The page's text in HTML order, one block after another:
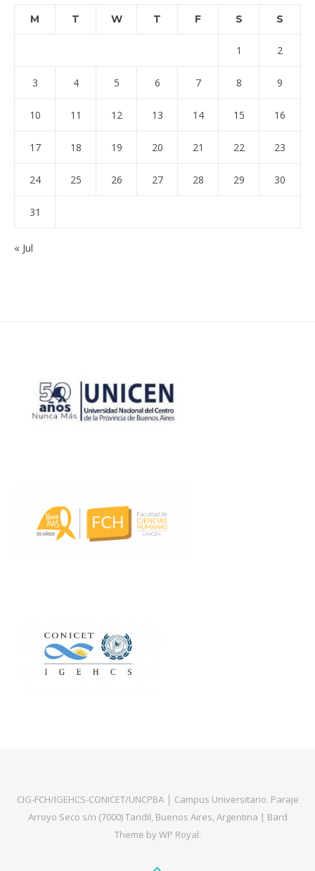
M T W T F S S
1 2
3 4 5 6 7 8 9
10 11 12 13 14 15 16
17 18 19 20 21 22 23
24 25 26 27 28 29 30
31
« Jul
CIG-FCH/IGEHCS-CONICET/UNCPBA │ Campus Universitario. Paraje
Arroyo Seco s/n (7000) Tandil, Buenos Aires, Argentina | Bard
Theme byWP Royal.